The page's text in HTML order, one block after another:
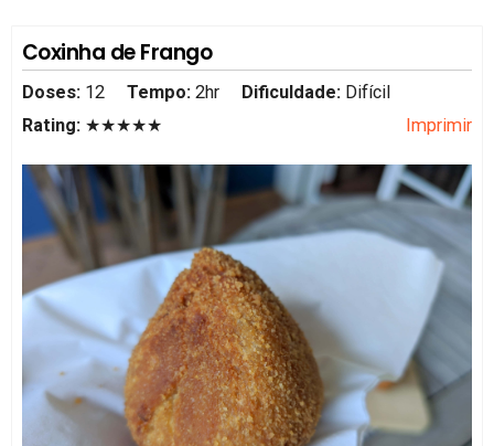
Coxinha de Frango
Doses: 12 Tempo: 2hr Dificuldade: Difícil
Rating: ★★★★★ Imprimir